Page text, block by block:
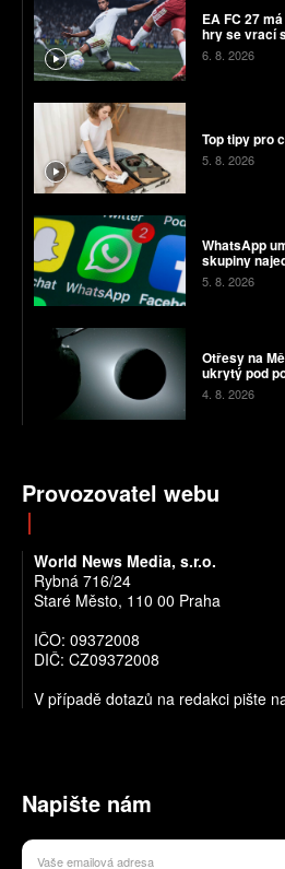
EA FC 27
hry se vrací
6. 8. 2026
Top tipy pro
5. 8. 2026
WhatsApp
skupiny
5. 8. 2026
Otřesy na
ukrytý pod
4. 8. 2026
Provozovatel webu
World News Media, s.r.o.
Rybná 716/24
Staré Město, 110 00 Praha
IČO: 09372008
DIČ: CZ09372008
V případě dotazů na redakci pište
Napište nám